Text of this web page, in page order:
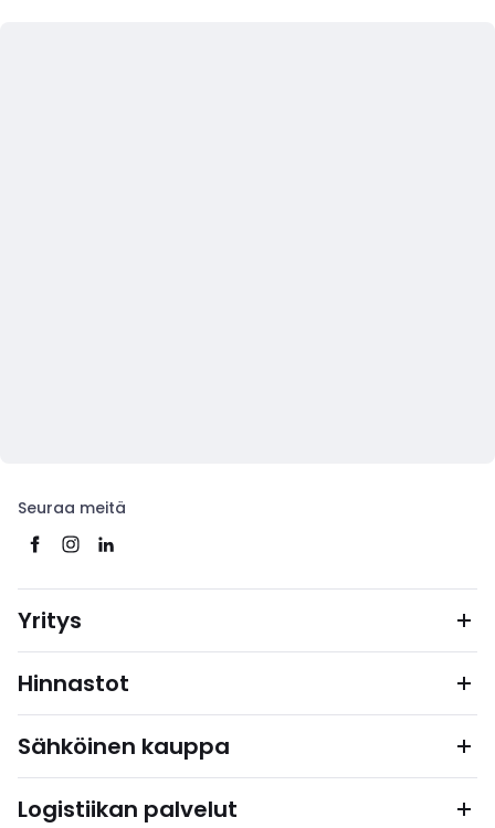
Seuraa meitä
Yritys
Hinnastot
Sähköinen kauppa
Logistiikan palvelut